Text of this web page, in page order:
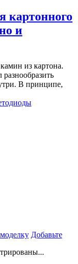
картонного
и
из картона.
разнообразить
В принципе,
Добавьте